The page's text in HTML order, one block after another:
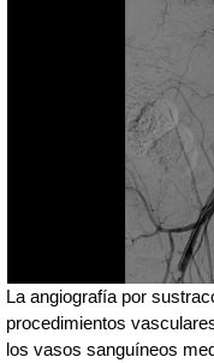
La angiografía por
procedimientos
los vasos sanguíneos